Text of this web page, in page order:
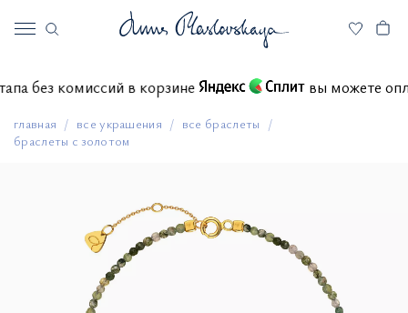
этапа без комиссий в корзине вы можете
главная все украшения
все браслеты
браслеты с золотом